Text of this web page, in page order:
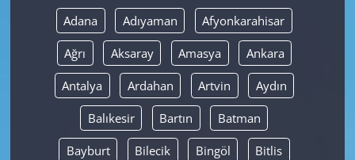
Adana Adıyaman Afyonkarahisar
Ağrı Aksaray Amasya Ankara
Antalya Ardahan Artvin Aydın
Balıkesir Bartın Batman
Bayburt Bilecik Bingöl Bitlis
Yerel